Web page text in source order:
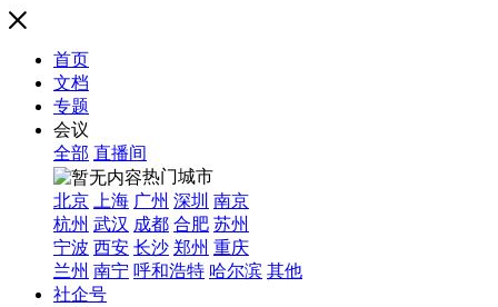
首页
文档
专题
会议
全部 直播间
热门城市
北京
上海 广州 深圳 南京
杭州 武汉 成都 合肥 苏州
宁波 西安 长沙 郑州 重庆
兰州 南宁 呼和浩特 哈尔滨 其他
社企号